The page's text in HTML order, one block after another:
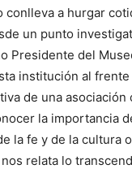
conlleva a hurgar
un punto
Presidente del
institución al
de una asociación
la importancia
la fe y de la cultura
relata lo